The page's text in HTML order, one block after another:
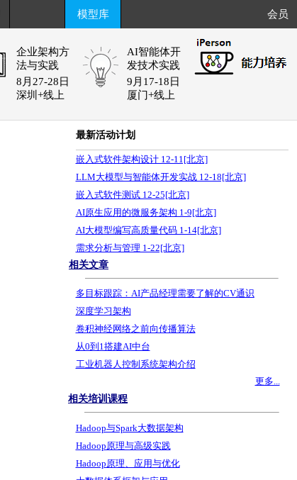
模型库 会员
企业架构方
法与实践
8月27-28日
深圳+线上
AI智能体开
发技术实践
9月17-18日
厦门+线上
最新活动计划
嵌入式软件架构设计 12-11[北京]
LLM大模型与智能体开发实战 12-18[北京]
嵌入式软件测试 12-25[北京]
AI原生应用的微服务架构 1-9[北京]
AI大模型编写高质量代码 1-14[北京]
需求分析与管理 1-22[北京]
相关文章
多目标跟踪：AI产品经理需要了解的CV通识
深度学习架构
卷积神经网络之前向传播算法
从0到1搭建AI中台
工业机器人控制系统架构介绍
更多...
相关培训课程
Hadoop与Spark大数据架构
Hadoop原理与高级实践
Hadoop原理、应用与优化